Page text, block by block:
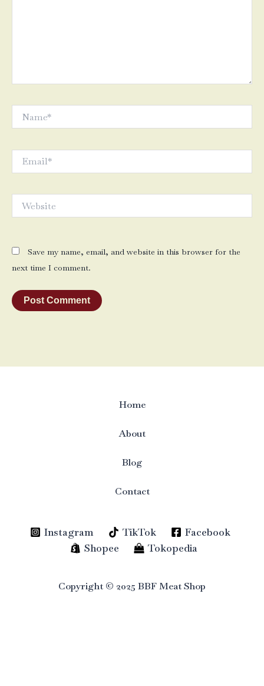
Save my name, email, and website in this browser for the
next time I comment.
Home
About
Blog
Contact
Instagram TikTok
Facebook
Shopee
Tokopedia
Copyright © 2025 BBF Meat Shop